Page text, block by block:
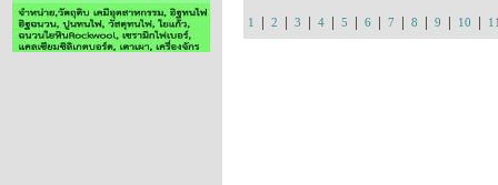
1 | 2 | 3 | 4 | 5 | 6 | 7 | 8 | 9 | 10 |